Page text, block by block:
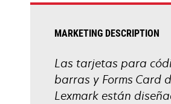
MARKETING DESCRIPTION
Las tarjetas para
barras y Forms Card
Lexmark están